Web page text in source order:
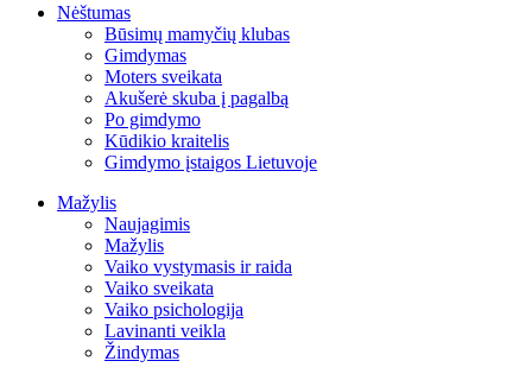
Nėštumas
Būsimų mamyčių klubas
Gimdymas
Moters sveikata
Akušerė skuba į pagalbą
Po gimdymo
Kūdikio kraitelis
Gimdymo įstaigos Lietuvoje
Mažylis
Naujagimis
Mažylis
Vaiko vystymasis ir raida
Vaiko sveikata
Vaiko psichologija
Lavinanti veikla
Žindymas